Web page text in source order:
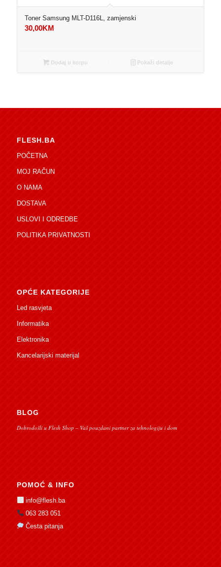
Toner Samsung MLT-D116L, zamjenski
30,00KM
Dodaj u korpu Pokaži detalje
FLESH.BA
POČETNA
MOJ RAČUN
O NAMA
DOSTAVA
USLOVI I ODREDBE
POLITIKA PRIVATNOSTI
OPĆE KATEGORIJE
Led rasvjeta
Informatika
Elektronika
Kancelarijski materijal
BLOG
Dobrodošli u Flesh Shop – Vaš pouzdani partner za tehnologiju i dom
POMOĆ & INFO
info@flesh.ba
063 283 051
Česta pitanja